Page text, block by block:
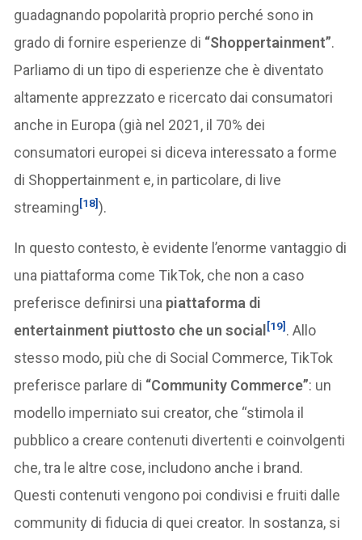
guadagnando popolarità proprio perché sono in
grado di fornire esperienze di “Shoppertainment”.
Parliamo di un tipo di esperienze che è diventato
altamente apprezzato e ricercato dai consumatori
anche in Europa (già nel 2021, il 70% dei
consumatori europei si diceva interessato a forme
di Shoppertainment e, in particolare, di live
streaming[18]).
In questo contesto, è evidente l’enorme vantaggio di
una piattaforma come TikTok, che non a caso
preferisce definirsi una piattaforma di
entertainment piuttosto che un social[19] . Allo
stesso modo, più che di Social Commerce, TikTok
preferisce parlare di “Community Commerce”: un
modello imperniato sui creator, che “stimola il
pubblico a creare contenuti divertenti e coinvolgenti
che, tra le altre cose, includono anche i brand.
Questi contenuti vengono poi condivisi e fruiti dalle
community di fiducia di quei creator. In sostanza, si